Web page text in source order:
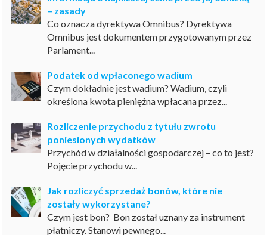
– zasady
Co oznacza dyrektywa Omnibus? Dyrektywa
Omnibus jest dokumentem przygotowanym przez
Parlament...
Podatek od wpłaconego wadium
Czym dokładnie jest wadium? Wadium, czyli
określona kwota pieniężna wpłacana przez...
Rozliczenie przychodu z tytułu zwrotu
poniesionych wydatków
Przychód w działalności gospodarczej – co to jest?
Pojęcie przychodu w...
Jak rozliczyć sprzedaż bonów, które nie
zostały wykorzystane?
Czym jest bon? Bon został uznany za instrument
płatniczy. Stanowi pewnego...